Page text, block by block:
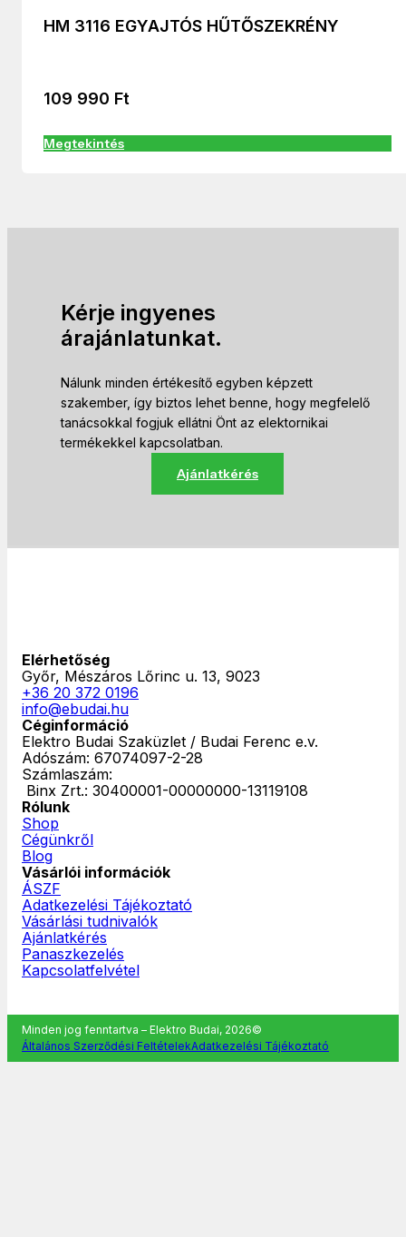
HM 3116 EGYAJTÓS HŰTŐSZEKRÉNY
109 990 Ft
Megtekintés
Kérje ingyenes
árajánlatunkat.
Nálunk minden értékesítő egyben képzett
szakember, így biztos lehet benne, hogy megfelelő
tanácsokkal fogjuk ellátni Önt az elektornikai
termékekkel kapcsolatban.
Ajánlatkérés
Elérhetőség
Győr, Mészáros Lőrinc u. 13, 9023
+36 20 372 0196
info@ebudai.hu
Céginformáció
Elektro Budai Szaküzlet / Budai Ferenc e.v.
Adószám: 67074097-2-28
Számlaszám:
‎ Binx Zrt.: 30400001-00000000-13119108
Rólunk
Shop
Cégünkről
Blog
Vásárlói információk
ÁSZF
Adatkezelési Tájékoztató
Vásárlási tudnivalók
Ajánlatkérés
Panaszkezelés
Kapcsolatfelvétel
Minden jog fenntartva – Elektro Budai, 2026©
Általános Szerződési FeltételekAdatkezelési Tájékoztató